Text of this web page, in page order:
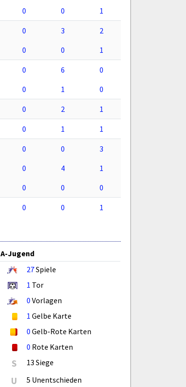
0 0 1
0 3
2
0 0 1
0 6
0
0 1 0
0 2 1
0 1 1
0 0
3
0 4
1
0 0 0
0 0 1
A-Jugend
27Spiele
1 Tor
0 Vorlagen
1 Gelbe Karte
0 Gelb-Rote Karten
0 Rote Karten
S 13 Siege
U 5 Unentschieden